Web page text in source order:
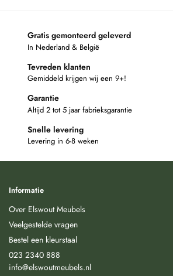
Gratis gemonteerd geleverd
In Nederland & België
Tevreden klanten
Gemiddeld krijgen wij een 9+!
Garantie
Altijd 2 tot 5 jaar fabrieksgarantie
Snelle levering
Levering in 6-8 weken
Informatie
Over Elswout Meubels
Veelgestelde vragen
Bestel een kleurstaal
023 2340 888
info@elswoutmeubels.nl